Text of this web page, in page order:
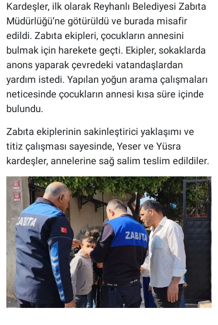
Kardeşler, ilk olarak Reyhanlı Belediyesi Zabıta
Müdürlüğü’ne götürüldü ve burada misafir
edildi. Zabıta ekipleri, çocukların annesini
bulmak için harekete geçti. Ekipler, sokaklarda
anons yaparak çevredeki vatandaşlardan
yardım istedi. Yapılan yoğun arama çalışmaları
neticesinde çocukların annesi kısa süre içinde
bulundu.
Zabıta ekiplerinin sakinleştirici yaklaşımı ve
titiz çalışması sayesinde, Yeser ve Yüsra
kardeşler, annelerine sağ salim teslim edildiler.